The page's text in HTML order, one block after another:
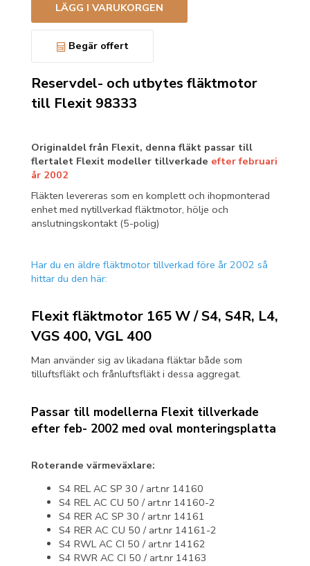
LÄGG I VARUKORGEN
Begär offert
Reservdel- och utbytes fläktmotor
till Flexit 98333
Originaldel från Flexit, denna fläkt passar till
flertalet Flexit modeller tillverkade efter februari
år 2002
Fläkten levereras som en komplett och ihopmonterad
enhet med nytillverkad fläktmotor, hölje och
anslutningskontakt (5-polig)
Har du en äldre fläktmotor tillverkad före år 2002 så
hittar du den här:
Flexit fläktmotor 165 W / S4, S4R, L4,
VGS 400, VGL 400
Man använder sig av likadana fläktar både som
tilluftsfläkt och frånluftsfläkt i dessa aggregat.
Passar till modellerna Flexit tillverkade
efter feb- 2002 med oval monteringsplatta
Roterande värmeväxlare:
S4 REL AC SP 30 / art.nr 14160
S4 REL AC CU 50 / art.nr 14160-2
S4 RER AC SP 30 / art.nr 14161
S4 RER AC CU 50 / art.nr 14161-2
S4 RWL AC CI 50 / art.nr 14162
S4 RWR AC CI 50 / art.nr 14163